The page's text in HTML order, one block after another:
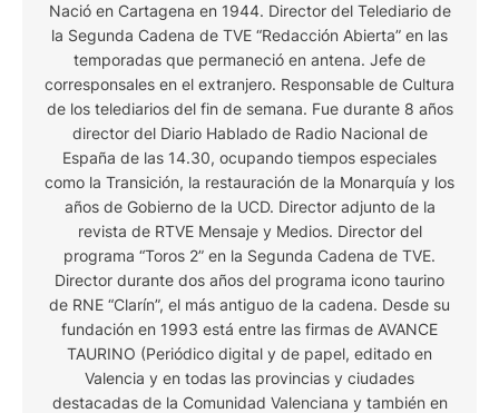
Nació en Cartagena en 1944. Director del Telediario de
la Segunda Cadena de TVE “Redacción Abierta” en las
temporadas que permaneció en antena. Jefe de
corresponsales en el extranjero. Responsable de Cultura
de los telediarios del fin de semana. Fue durante 8 años
director del Diario Hablado de Radio Nacional de
España de las 14.30, ocupando tiempos especiales
como la Transición, la restauración de la Monarquía y los
años de Gobierno de la UCD. Director adjunto de la
revista de RTVE Mensaje y Medios. Director del
programa “Toros 2” en la Segunda Cadena de TVE.
Director durante dos años del programa icono taurino
de RNE “Clarín”, el más antiguo de la cadena. Desde su
fundación en 1993 está entre las firmas de AVANCE
TAURINO (Periódico digital y de papel, editado en
Valencia y en todas las provincias y ciudades
destacadas de la Comunidad Valenciana y también en